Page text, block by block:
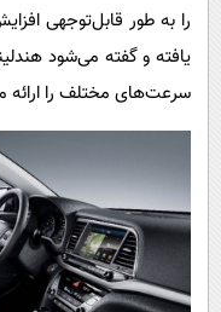
را به طور قابل‌توجهی
یافته و گفته می‌شود
سرعت‌های مختلف را